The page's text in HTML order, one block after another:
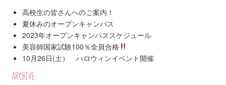
高校生の皆さんへのご案内！
夏休みのオープンキャンパス
2023年オープンキャンパススケジュール
美容師国家試験100％全員合格
10月26日(土） ハロウィンイベント開催
ARCHIVE